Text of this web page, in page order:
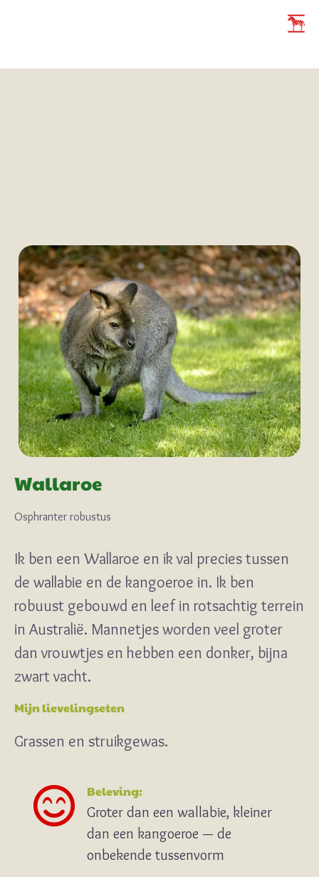
Wallaroe
Osphranter robustus
Ik ben een Wallaroe en ik val precies tussen
de wallabie en de kangoeroe in. Ik ben
robuust gebouwd en leef in rotsachtig terrein
in Australië. Mannetjes worden veel groter
dan vrouwtjes en hebben een donker, bijna
zwart vacht.
Mijn lievelingseten
Grassen en struikgewas.
Beleving:
Groter dan een wallabie, kleiner
dan een kangoeroe — de
onbekende tussenvorm